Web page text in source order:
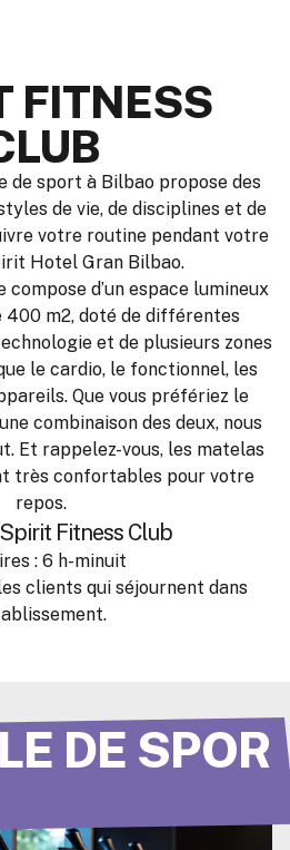
DE SPOR
FITNESS
de sport à Bilbao propose des
de vie, de disciplines et de
votre routine pendant votre
Hotel Gran Bilbao.
d’un espace lumineux
400 m2, doté de différentes
et de plusieurs zones
le cardio, le fonctionnel, les
Que vous préfériez le
combinaison des deux, nous
Et rappelez-vous, les matelas
très confortables pour votre
repos.
Fitness Club
: 6 h-minuit
clients qui séjournent dans